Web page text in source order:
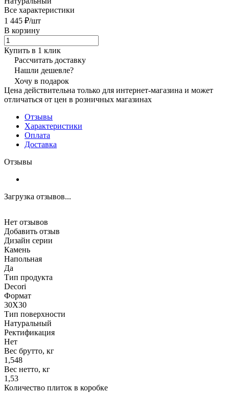
Все характеристики
1 445 ₽/шт
В корзину
Купить в 1 клик
Рассчитать доставку
Нашли дешевле?
Хочу в подарок
Цена действительна только для интернет-магазина и может
отличаться от цен в розничных магазинах
Отзывы
Характеристики
Оплата
Доставка
Отзывы
Загрузка отзывов...
Нет отзывов
Добавить отзыв
Дизайн серии
Камень
Напольная
Да
Тип продукта
Decori
Формат
30X30
Тип поверхности
Натуральный
Ректификация
Нет
Вес брутто, кг
1,548
Вес нетто, кг
1,53
Количество плиток в коробке